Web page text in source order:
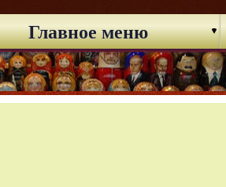
Главное меню